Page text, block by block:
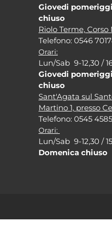
Giovedi
chiuso
Riolo Terme,
Telefono: 0546
Orari:
Lun/Sab 9-12,30 /
Giovedi
chiuso
Sant'Agata sul
Martino 1, presso
Telefono: 0545
Orari:
Lun/Sab 9-12,30 /
Domenica chiuso